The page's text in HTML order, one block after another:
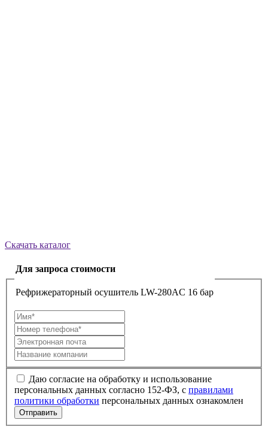
Скачать каталог
Для запроса стоимости
Рефрижераторный осушитель LW-280AC 16 бар
Даю согласие на обработку и использование
персональных данных согласно 152-ФЗ, с правилами
политики обработки персональных данных ознакомлен
Отправить